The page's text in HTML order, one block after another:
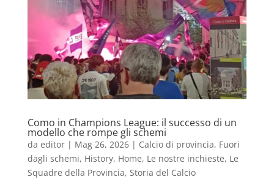
Como in Champions League: il successo di un
modello che rompe gli schemi
da editor| Mag 26, 2026| Calcio di provincia, Fuori
dagli schemi, History, Home, Le nostre inchieste, Le
Squadre della Provincia, Storia del Calcio